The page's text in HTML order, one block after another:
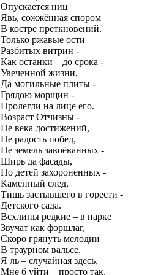
Опускается ниц
Явь, сожжённая спором
В костре преткновений.
Только ржавые ости
Разбитых витрин -
Как останки – до срока -
Увеченной жизни,
Да могильные плиты -
Грядою морщин -
Пролегли на лице его.
Возраст Отчизны -
Не века достижений,
Не радость побед,
Не земель завоёванных -
Ширь да фасады,
Но детей захороненных -
Каменный след,
Тишь застывшего в горести -
Детского сада.
Всхлипы редкие – в парке
Звучат как форшлаг,
Скоро грянуть мелодии
В траурном вальсе.
Я ль – случайная здесь,
Мне б уйти – просто так,